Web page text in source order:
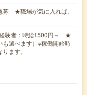
★職場が気に入れば、
験者：時給1500円～ ★
も選べます）※稼働開始時
ます。